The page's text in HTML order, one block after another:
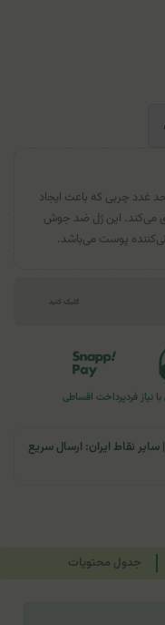
غدد چربی که باعث ایجاد
می‌کند. این ژل ضد جوش
پوست می‌باشد.
نیاز فردپرداخت اقساطی
و کرج: تحویل تا ۲۴ ساعت | سایر نقاط ایران: ارسال سریع
جدول محتویات